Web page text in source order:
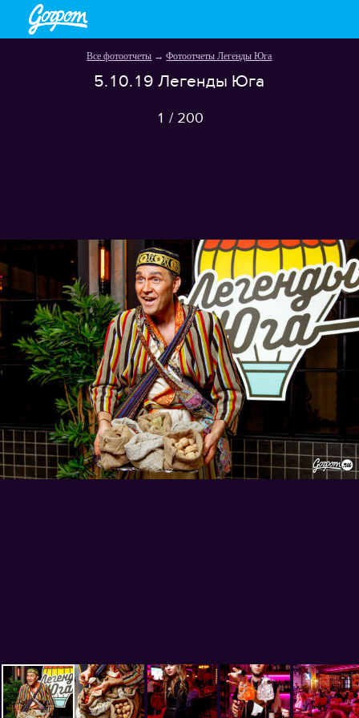
Все фотоотчеты →Фотоотчеты Легенды Юга
5.10.19 Легенды Юга
1 / 200